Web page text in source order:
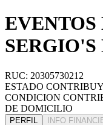
EVENTOS
SERGIO'S
RUC: 20305730212
ESTADO
CONDICION
DE DOMICILIO
PERFIL INFO